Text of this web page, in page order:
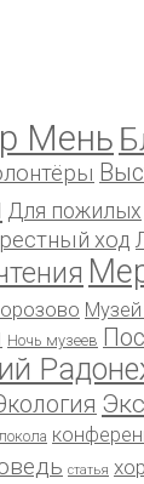
Мень
Для пожилых
ход
Ночь музеев
статья хор